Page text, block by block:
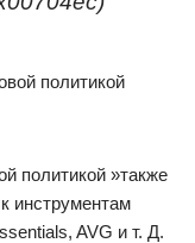
политикой »также
инструментам
AVG и т. Д.